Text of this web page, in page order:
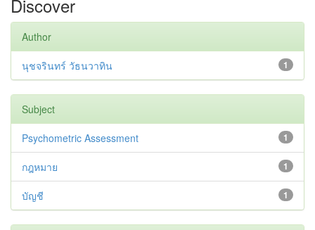
Discover
Author
1
นุชจรินทร์ วัธนวาทิน
Subject
1
Psychometric Assessment
1
กฎหมาย
1
บัญชี